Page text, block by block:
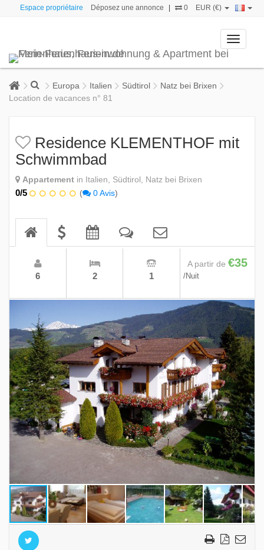
Espace propriétaire Déposez une annonce 0 EUR (€)
Toggle
Europa Italien Südtirol
Natz bei Brixen
Location de vacances n° 81
Residence KLEMENTHOF mit
Schwimmbad
Appartement in Italien, Südtirol, Natz bei Brixen
0/5 ( 0 Avis)
6 2 1
A partir de €35
/Nuit